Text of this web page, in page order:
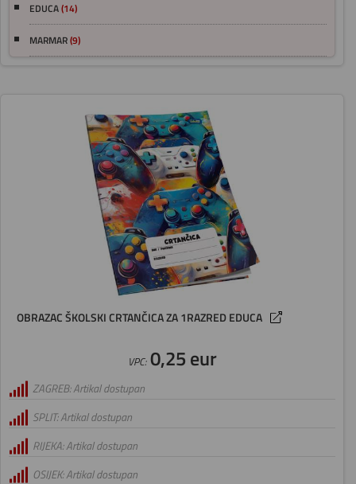
EDUCA(14)
MARMAR(9)
OBRAZAC ŠKOLSKI CRTANČICA ZA 1RAZRED EDUCA
VPC:0,25 eur
ZAGREB: Artikal dostupan
SPLIT: Artikal dostupan
RIJEKA: Artikal dostupan
OSIJEK: Artikal dostupan